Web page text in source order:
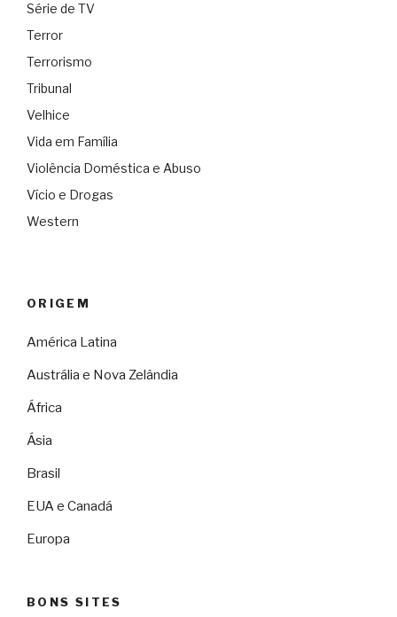
Série de TV
Terror
Terrorismo
Tribunal
Velhice
Vida em Família
Violência Doméstica e Abuso
Vício e Drogas
Western
ORIGEM
América Latina
Austrália e Nova Zelândia
África
Ásia
Brasil
EUA e Canadá
Europa
BONS SITES